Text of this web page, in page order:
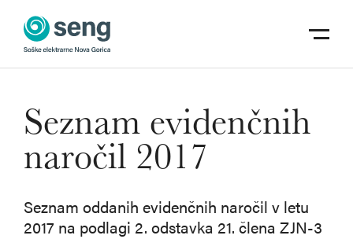
odpri
Seznam evidenčnih
naročil 2017
Seznam oddanih evidenčnih naročil v letu
2017 na podlagi 2. odstavka 21. člena ZJN-3